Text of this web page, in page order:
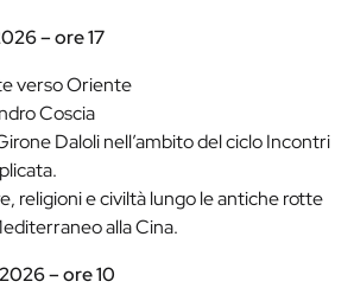
– ore 17
verso Oriente
Coscia
Daloli nell’ambito del ciclo Incontri
religioni e civiltà lungo le antiche rotte
alla Cina.
– ore 10